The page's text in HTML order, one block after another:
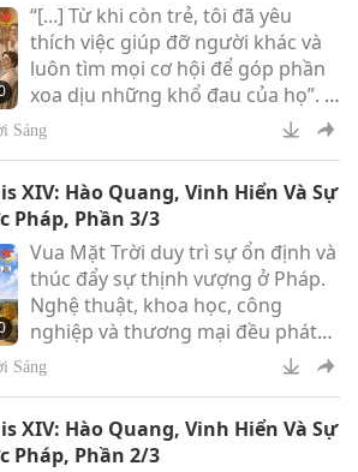
“[...] Từ khi còn trẻ, tôi đã yêu
thích việc giúp đỡ người khác và
luôn tìm mọi cơ hội để góp phần
xoa dịu những khổ đau của họ”. –
Bác sĩ Rebecca Lee Crumpler
Sáng
XIV: Hào Quang, Vinh Hiển Và Sự
Pháp, Phần 3/3
Vua Mặt Trời duy trì sự ổn định và
thúc đẩy sự thịnh vượng ở Pháp.
Nghệ thuật, khoa học, công
nghiệp và thương mại đều phát
triển mạnh mẽ, trong khi dân số
không ngừng gia tăng.
Sáng
XIV: Hào Quang, Vinh Hiển Và Sự
Pháp, Phần 2/3